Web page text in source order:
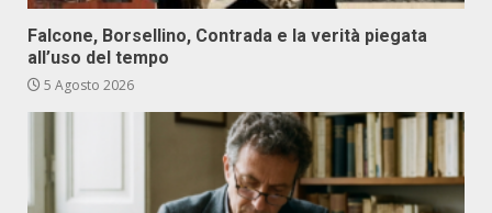
Falcone, Borsellino, Contrada e la verità piegata
all’uso del tempo
5 Agosto 2026